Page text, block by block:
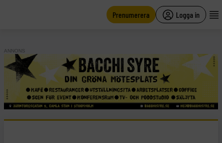
Prenumerera Logga in
ANNONS